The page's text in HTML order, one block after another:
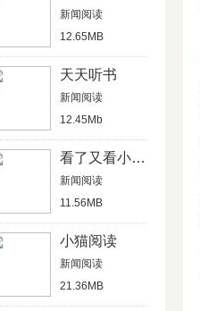
新闻阅读
12.65MB
天天听书
新闻阅读
12.45Mb
看了又看小说网
新闻阅读
11.56MB
小猫阅读
新闻阅读
21.36MB